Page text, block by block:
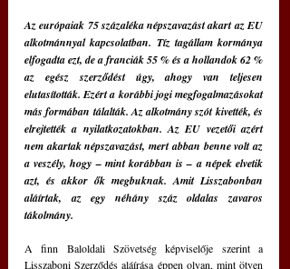
Az európaiak 75 százaléka népszavazást akart az EU
alkotmánnyal kapcsolatban. Tíz tagállam kormánya
elfogadta ezt, de a franciák 55 % és a hollandok 62 %
az egész szerződést úgy, ahogy van teljesen
elutasították. Ezért a korábbi jogi megfogalmazásokat
más formában tálalták. Az alkotmány szót kivették, és
elrejtették a nyilatkozatokban. Az EU vezetői azért
nem akartak népszavazást, mert abban benne volt az
a veszély, hogy – mint korábban is – a népek elvetik
azt, és akkor ők megbuknak. Amit Lisszabonban
aláírtak, az egy néhány száz oldalas zavaros
tákolmány.
A finn Baloldali Szövetség képviselője szerint a
Lisszaboni Szerződés aláírása éppen olyan, mint ötven